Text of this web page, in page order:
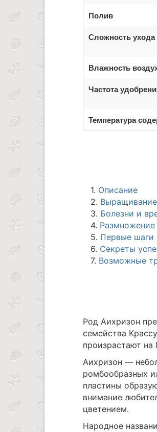
Полив
Сложность ухода
Влажность
Частота
Температура
1. Описание
2. Выращивание
3. Болезни и
4. Размножение
5. Первые шаги
6. Секреты
7. Возможные
Род Аихризон
семейства
произрастают на
Аихризон —
ромбообразных
пластины
внимание
цветением.
Народное